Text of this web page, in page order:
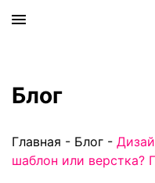
Блог
Главная - Блог -
шаблон или верстка?